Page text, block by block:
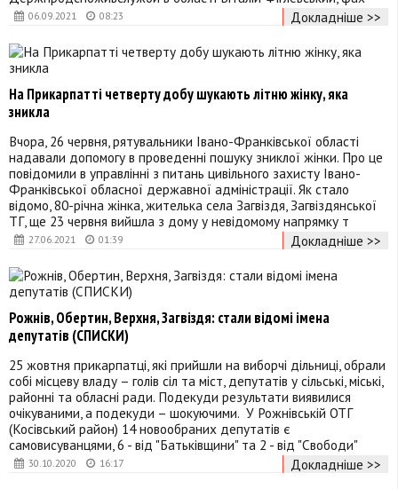
06.09.2021 08:23
Докладніше >>
27.06.2021 01:39
На Прикарпатті четверту добу шукають літню жінку, яка
зникла
Вчора, 26 червня, рятувальники Івано-Франківської області
надавали допомогу в проведенні пошуку зниклої жінки. Про це
повідомили в управлінні з питань цивільного захисту Івано-
Франківської обласної державної адміністрації. Як стало
відомо, 80-річна жінка, жителька села Загвіздя, Загвіздянської
ТГ, ще 23 червня вийшла з дому у невідомому напрямку т
Докладніше >>
30.10.2020 16:17
Рожнів, Обертин, Верхня, Загвіздя: стали відомі імена
депутатів (СПИСКИ)
25 жовтня прикарпатці, які прийшли на виборчі дільниці, обрали
собі місцеву владу – голів сіл та міст, депутатів у сільські, міські,
районні та обласні ради. Подекуди результати виявилися
очікуваними, а подекуди – шокуючими. У Рожнівській ОТГ
(Косівський район) 14 новообраних депутатів є
самовисуванцями, 6 - від "Батьківщини" та 2 - від "Свободи"
Докладніше >>